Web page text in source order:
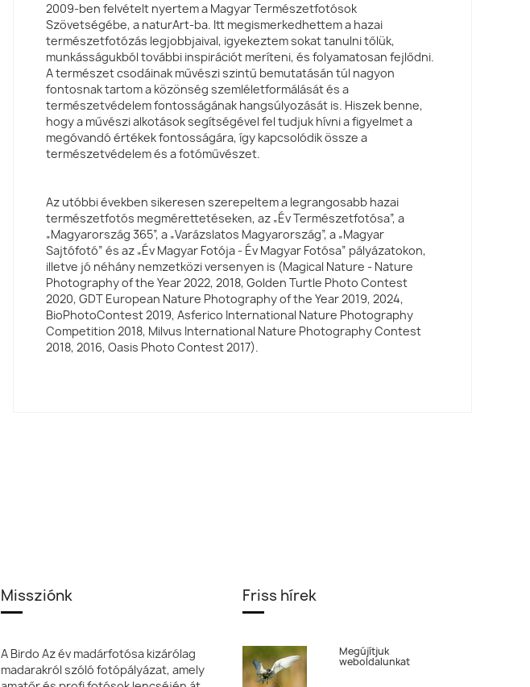
2009-ben felvételt nyertem a Magyar Természetfotósok
Szövetségébe, a naturArt-ba. Itt megismerkedhettem a hazai
természetfotózás legjobbjaival, igyekeztem sokat tanulni tőlük,
munkásságukból további inspirációt meríteni, és folyamatosan fejlődni.
A természet csodáinak művészi szintű bemutatásán túl nagyon
fontosnak tartom a közönség szemléletformálását és a
természetvédelem fontosságának hangsúlyozását is. Hiszek benne,
hogy a művészi alkotások segítségével fel tudjuk hívni a figyelmet a
megóvandó értékek fontosságára, így kapcsolódik össze a
természetvédelem és a fotóművészet.
Az utóbbi években sikeresen szerepeltem a legrangosabb hazai
természetfotós megmérettetéseken, az „Év Természetfotósa”, a
„Magyarország 365”, a „Varázslatos Magyarország”, a „Magyar
Sajtófotó” és az „Év Magyar Fotója - Év Magyar Fotósa” pályázatokon,
illetve jó néhány nemzetközi versenyen is (Magical Nature - Nature
Photography of the Year 2022, 2018, Golden Turtle Photo Contest
2020, GDT European Nature Photography of the Year 2019, 2024,
BioPhotoContest 2019, Asferico International Nature Photography
Competition 2018, Milvus International Nature Photography Contest
2018, 2016, Oasis Photo Contest 2017).
Missziónk
A Birdo Az év madárfotósa kizárólag
madarakról szóló fotópályázat, amely
Friss hírek
Megújítjuk
weboldalunkat